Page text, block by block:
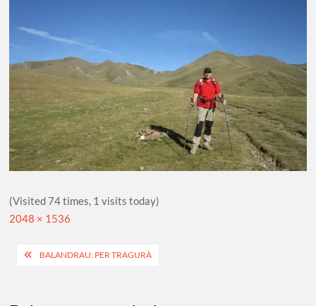
(Visited 74 times, 1 visits today)
Full
2048 × 1536
Navegació
BALANDRAU: PER TRAGURÀ